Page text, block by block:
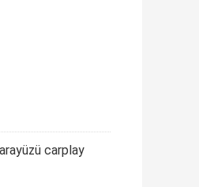
carplay